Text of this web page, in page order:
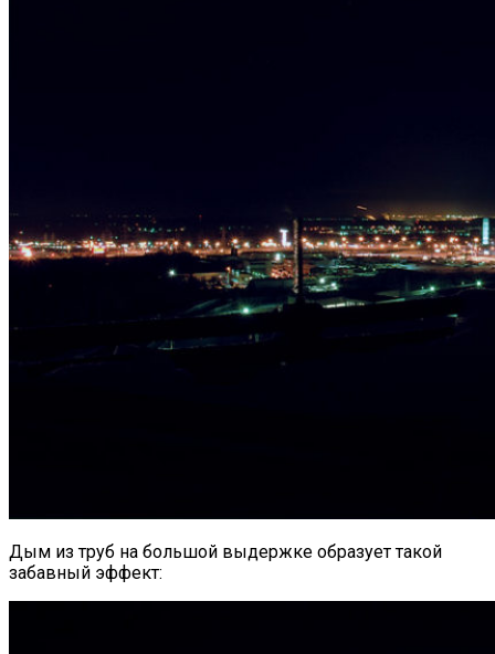
Дым из труб на большой выдержке образует такой
забавный эффект: